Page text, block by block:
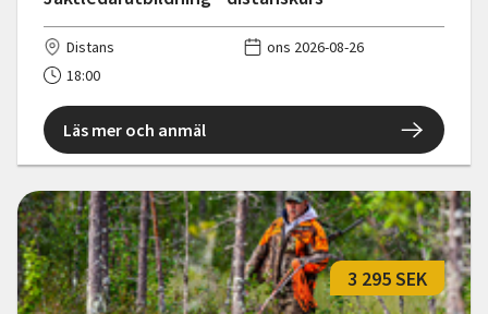
Distans
ons 2026-08-26
18:00
Läs mer och anmäl
3 295 SEK